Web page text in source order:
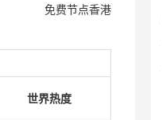
免费节点香港
世界热度